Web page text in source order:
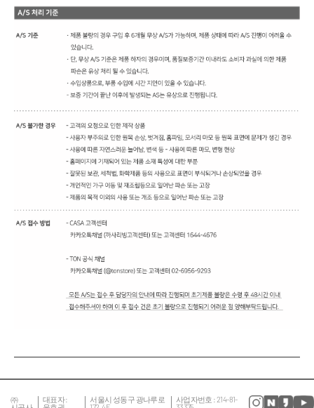
㈜
대표자 :
서울시 성동구 광나루로
사업자번호 : 214-81-